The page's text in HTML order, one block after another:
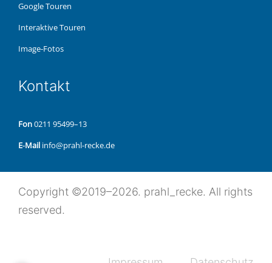
Google Touren
Inter­ak­ti­ve Touren
Image-Fotos
Kon­takt
Fon0211 95499–13
E‑Mail info@prahl-recke.de
Copy­right ©2019–2026. prahl_recke. All rights
reserved.